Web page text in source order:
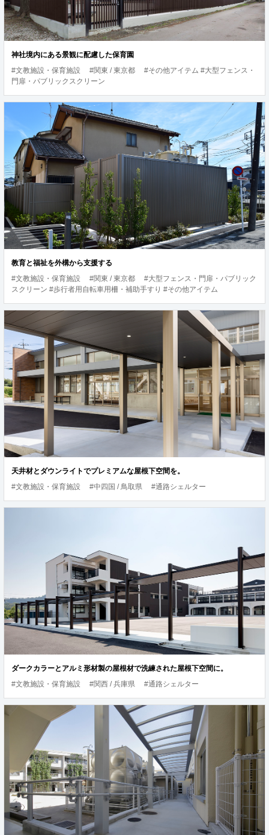
神社境内にある景観に配慮した保育園
#文教施設・保育施設
#関東 / 東京都
#その他アイテム #大型フェンス・
門扉・パブリックスクリーン
教育と福祉を外構から支援する
#文教施設・保育施設
#関東 / 東京都
#大型フェンス・門扉・パブリック
スクリーン #歩行者用自転車用柵・補助手すり #その他アイテム
天井材とダウンライトでプレミアムな屋根下空間を。
#文教施設・保育施設
#中四国 / 鳥取県 #通路シェルター
ダークカラーとアルミ形材製の屋根材で洗練された屋根下空間に。
#文教施設・保育施設
#関西 / 兵庫県 #通路シェルター